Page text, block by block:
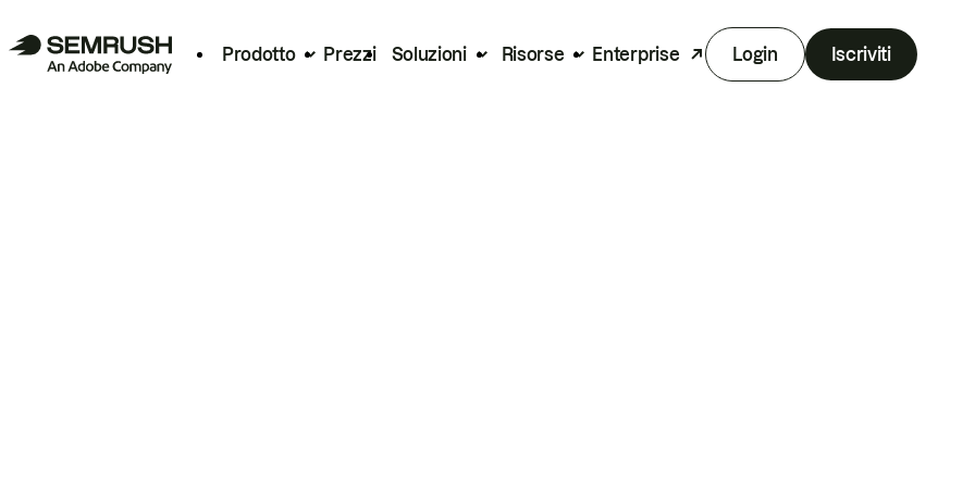
Prodotto Prezzi Soluzioni Risorse Enterprise Login Iscriviti